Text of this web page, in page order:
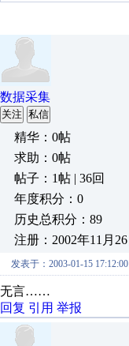
数据采集
关注 私信
精华：0帖
求助：0帖
帖子：1帖 | 36回
年度积分：0
历史总积分：89
注册：2002年11月26
发表于：2003-01-15 17:12:00
无言……
回复 引用 举报